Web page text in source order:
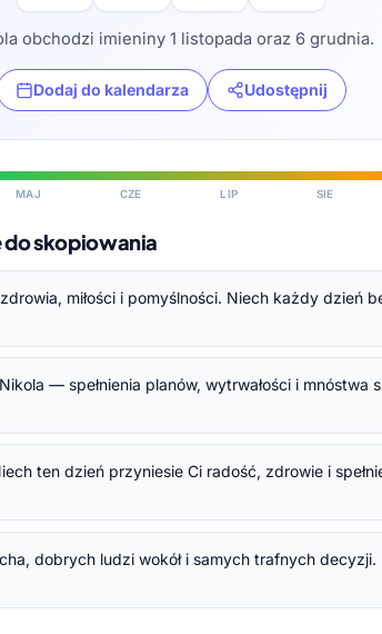
obchodzi imieniny 1 listopada oraz 6 grudnia.
Dodaj do kalendarza Udostępnij
MAJ CZE LIP SIE
skopiowania
miłości i pomyślności. Niech każdy dzień
— spełnienia planów, wytrwałości i mnóstwa
ten dzień przyniesie Ci radość, zdrowie i
dobrych ludzi wokół i samych trafnych decyzji.